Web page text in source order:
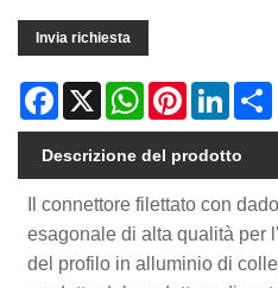
Invia richiesta
Facebook
X WhatsAppPinterest
Descrizione del prodotto
Il connettore filettato con
esagonale di alta qualità per
del profilo in alluminio di